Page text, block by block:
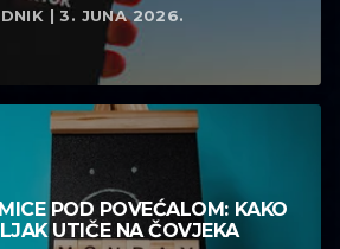
| 3. JUNA 2026.
POD POVEĆALOM: KAKO
UTIČE NA ČOVJEKA